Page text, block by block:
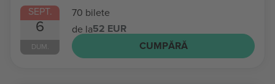
SEPT.
6
DUM.
70 bilete
de la52 EUR
CUMPĂRĂ